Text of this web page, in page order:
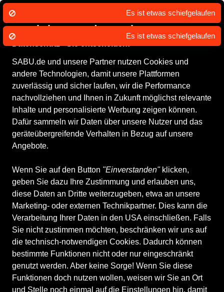
Wir nutzen Cookies um unsere Dienste
zu erbringen und zu verbessern.
SABU.de und unsere Partner nutzen Cookies und
andere Technologien, damit unsere Plattformen
zuverlässig und sicher laufen, wir die Performance
nachvollziehen und Ihnen in Zukunft möglichst relevante
Inhalte und personalisierte Werbung zeigen können.
Dafür sammeln wir Daten über unsere Nutzer und das
geräteübergreifende Verhalten in Bezug auf unsere
Angebote.
Wenn Sie auf den Button "Einverstanden"klicken,
geben Sie dazu Ihre Zustimmung und erlauben uns,
diese Daten an Dritte weiterzugeben, etwa an unsere
Marketing- oder externen Technikpartner. Dies kann die
Verarbeitung Ihrer Daten in den USA einschließen. Falls
Sie nicht zustimmen möchten, beschränken wir uns auf
die technisch-notwendigen Cookies. Dadurch können
bestimmte Funktionen nicht oder nur eingeschränkt
genutzt werden. Aber keine Sorge! Wenn Sie diese
Funktionen doch nutzen wollen, weisen wir Sie an Ort
und Stelle noch einmal auf die Einstellungen hin, damit
Alle Produkte Damenschuhe Halbschuhe
Halbschuhe
ALLE FILTER
87 Produkte